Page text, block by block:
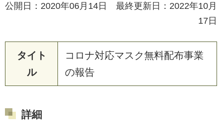
公開日：2020年06月14日 最終更新日：2022年10月
17日
タイト
ル
コ ロナ対応マ ス ク無料配布事業
の報告
詳細